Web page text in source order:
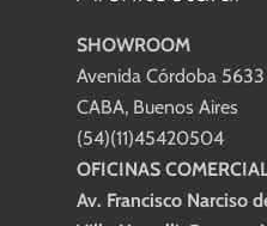
SHOWROOM
Avenida Córdoba 5633
CABA, Buenos Aires
(54)(11)45420504
OFICINAS
Av. Francisco Narciso